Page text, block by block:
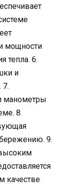
мощности
тепла. 6.
и
7.
манометры
8.
9.
качестве